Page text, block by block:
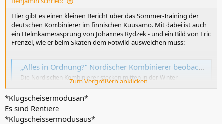
Hier gibt es einen kleinen Bericht über das Sommer-Training der
deutschen Kombinierer im finnischen Kuusamo. Mit dabei ist auch
ein Helmkamerasprung von Johannes Rydzek - und ein Bild von Eric
Frenzel, wie er beim Skaten dem Rotwild ausweichen muss:
„Alles in Ordnung?“ Nordischer Kombinierer beobachtet, wie sich Kollege in Wiese legt - der antwortet prompt
Die Nordischen Kombinierer stecken mitten in der Winter-
Vorbereitung und halten ihre Fans mit Videos und Bildern auf
www.tz.de
Zum Vergrößern anklicken....
*Klugscheisermodusan*
Es sind Rentiere
*Klugscheissermodusaus*